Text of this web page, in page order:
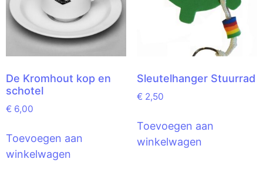
De Kromhout kop en
schotel
€ 6,00
Toevoegen aan
winkelwagen
Sleutelhanger Stuurrad
€ 2,50
Toevoegen aan
winkelwagen